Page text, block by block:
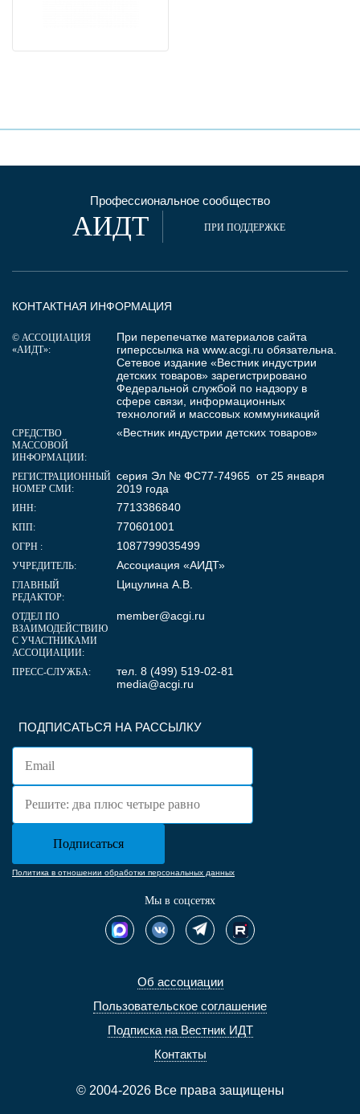
Профессиональное сообщество
АИДТ ПРИ ПОДДЕРЖКЕ
Об ассоциации
Пользовательское соглашение
Подписка на Вестник ИДТ
Контакты
© 2004-2026 Все права защищены
ПОДПИСАТЬСЯ НА РАССЫЛКУ
Политика в отношении обработки персональных данных
Мы в соцсетях
КОНТАКТНАЯ ИНФОРМАЦИЯ
© АССОЦИАЦИЯ
«АИДТ»:
При перепечатке материалов сайта
гиперссылка на www.acgi.ru обязательна.
Сетевое издание «Вестник индустрии
детских товаров» зарегистрировано
Федеральной службой по надзору в
сфере связи, информационных
технологий и массовых коммуникаций
СРЕДСТВО
МАССОВОЙ
ИНФОРМАЦИИ:
«Вестник индустрии детских товаров»
РЕГИСТРАЦИОННЫЙ
НОМЕР СМИ:
серия Эл № ФС77-74965 от 25 января
2019 года
ИНН: 7713386840
КПП: 770601001
ОГРН : 1087799035499
УЧРЕДИТЕЛЬ: Ассоциация «АИДТ»
ГЛАВНЫЙ
РЕДАКТОР:
Цицулина А.В.
ОТДЕЛ ПО
ВЗАИМОДЕЙСТВИЮ
С УЧАСТНИКАМИ
АССОЦИАЦИИ:
member@acgi.ru
ПРЕСС-СЛУЖБА:
тел. 8 (499) 519-02-81
media@acgi.ru